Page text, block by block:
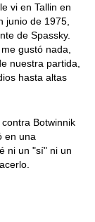
vi en Tallin en
junio de 1975,
de Spassky.
gustó nada,
nuestra partida,
hasta altas
Botwinnik
en una
ni un "sí" ni un